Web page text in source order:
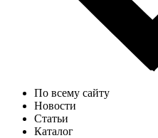
По всему сайту
Новости
Статьи
Каталог